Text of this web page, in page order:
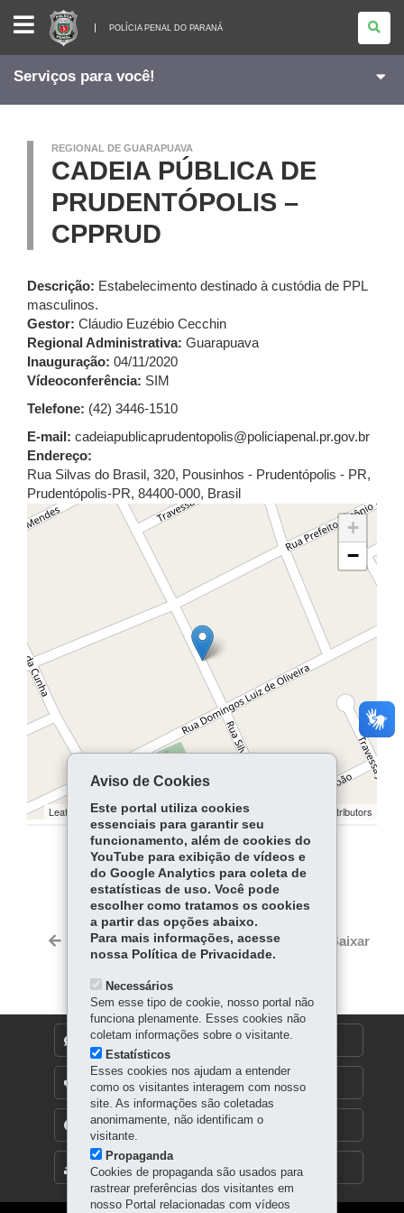
POLÍCIA
PENAL
DO
PARANÁ
POLÍCIA PENAL DO PARANÁ
Serviços para você!
REGIONAL DE GUARAPUAVA
CADEIA PÚBLICA DE
PRUDENTÓPOLIS –
CPPRUD
Descrição: Estabelecimento destinado à custódia de PPL
masculinos.
Gestor: Cláudio Euzébio Cecchin
Regional Administrativa: Guarapuava
Inauguração: 04/11/2020
Vídeoconferência: SIM
Telefone: (42) 3446-1510
E-mail: cadeiapublicaprudentopolis@policiapenal.pr.gov.br
Endereço:
Rua Silvas do Brasil, 320, Pousinhos - Prudentópolis - PR,
Prudentópolis-PR, 84400-000, Brasil
+
−
Leaflet | ©OpenStreetMapcontributors | ©OpenStreetMap contributors
COMPARTILHE:
Facebook
Twitter
WhatsApp
Voltar Início Imprimir Baixar
MAPA DO SITE
DENUNCIE CORRUPÇÃO
TRANSPARÊNCIA INSTITUCIONAL
Aviso de Cookies
Este portal utiliza cookies
essenciais para garantir seu
funcionamento, além de cookies do
YouTube para exibição de vídeos e
do Google Analytics para coleta de
estatísticas de uso. Você pode
escolher como tratamos os cookies
a partir das opções abaixo.
Para mais informações, acesse
nossa Política de Privacidade.
Necessários
Sem esse tipo de cookie, nosso portal não
funciona plenamente. Esses cookies não
coletam informações sobre o visitante.
Estatísticos
Esses cookies nos ajudam a entender
como os visitantes interagem com nosso
site. As informações são coletadas
anonimamente, não identificam o
visitante.
Propaganda
Cookies de propaganda são usados para
rastrear preferências dos visitantes em
nosso Portal relacionadas com vídeos